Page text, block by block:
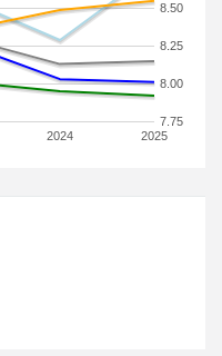
2024 2025
7.75
8.00
8.25
8.50